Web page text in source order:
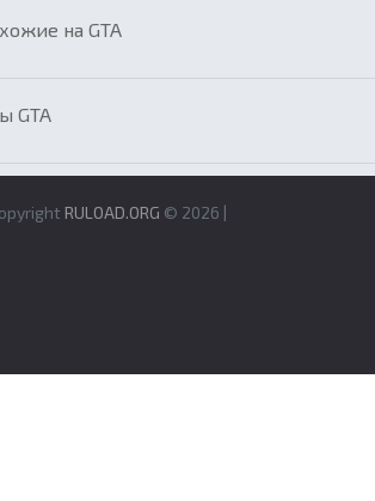
на GTA
GTA
RULOAD.ORG © 2026 |